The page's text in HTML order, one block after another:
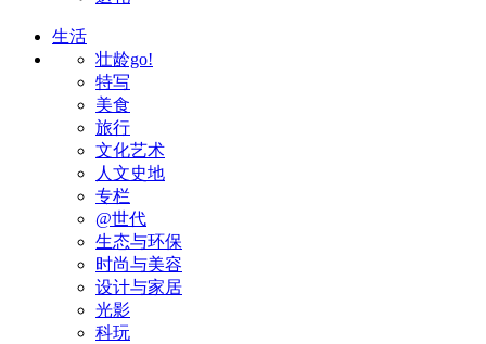
生活
壮龄go!
特写
美食
旅行
文化艺术
人文史地
专栏
@世代
生态与环保
时尚与美容
设计与家居
光影
科玩